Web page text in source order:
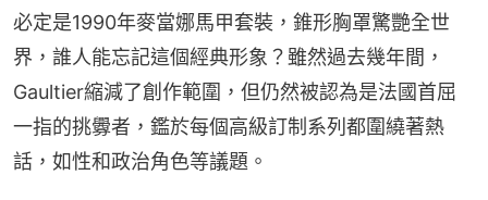
必定是1990年麥當娜馬甲套裝，錐形胸罩驚艷全世
界，誰人能忘記這個經典形象？雖然過去幾年間，
Gaultier縮減了創作範圍，但仍然被認為是法國首屈
一指的挑釁者，鑑於每個高級訂制系列都圍繞著熱
話，如性和政治角色等議題。